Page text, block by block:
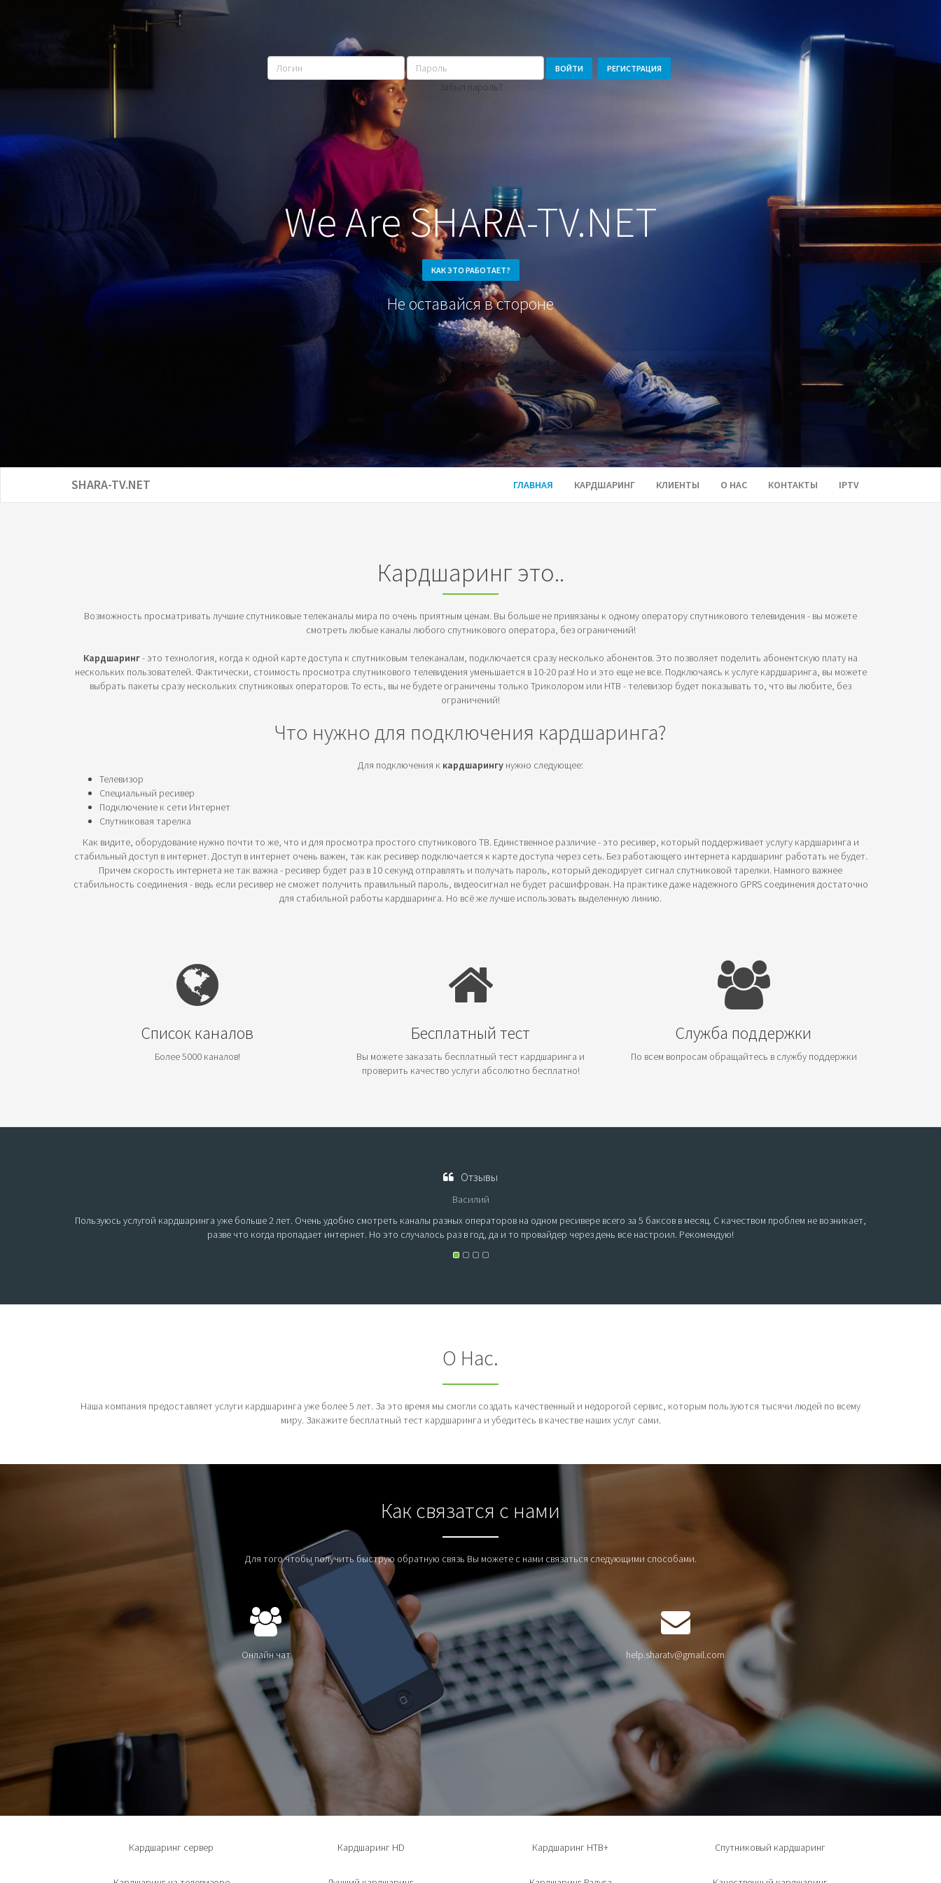
Логин Пароль ВОЙТИ РЕГИСТРАЦИЯ
Забыл пароль?
We Are SHARA-TV.NET
КАК ЭТО РАБОТАЕТ?
Не оставайся в стороне
SHARA-TV.NET ГЛАВНАЯ КАРДШАРИНГ КЛИЕНТЫ О НАС КОНТАКТЫ IPTV
Кардшаринг это..
Возможность просматривать лучшие спутниковые телеканалы мира по очень приятным ценам. Вы больше не привязаны к одному оператору спутникового телевидения - вы можете
смотреть любые каналы любого спутникового оператора, без ограничений!
Кардшаринг- это технология, когда к одной карте доступа к спутниковым телеканалам, подключается сразу несколько абонентов. Это позволяет поделить абонентскую плату на
нескольких пользователей. Фактически, стоимость просмотра спутникового телевидения уменьшается в 10-20 раз! Но и это еще не все. Подключаясь к услуге кардшаринга, вы можете
выбрать пакеты сразу нескольких спутниковых операторов. То есть, вы не будете ограничены только Триколором или НТВ - телевизор будет показывать то, что вы любите, без
ограничений!
Что нужно для подключения кардшаринга?
Для подключения к кардшарингу нужно следующее:
Телевизор
Специальный ресивер
Подключение к сети Интернет
Спутниковая тарелка
Как видите, оборудование нужно почти то же, что и для просмотра простого спутникового ТВ. Единственное различие - это ресивер, который поддерживает услугу кардшаринга и
стабильный доступ в интернет. Доступ в интернет очень важен, так как ресивер подключается к карте доступа через сеть. Без работающего интернета кардшаринг работать не будет.
Причем скорость интернета не так важна - ресивер будет раз в 10 секунд отправлять и получать пароль, который декодирует сигнал спутниковой тарелки. Намного важнее
стабильность соединения - ведь если ресивер не сможет получить правильный пароль, видеосигнал не будет расшифрован. На практике даже надежного GPRS соединения достаточно
для стабильной работы кардшаринга. Но всё же лучше использовать выделенную линию.
Список каналов
Более 5000 каналов!
Бесплатный тест
Вы можете заказать бесплатный тест кардшаринга и
проверить качество услуги абсолютно бесплатно!
Служба поддержки
По всем вопросам обращайтесь в службу поддержки
Отзывы
Василий
Пользуюсь услугой кардшаринга уже больше 2 лет. Очень удобно смотреть каналы разных операторов на одном ресивере всего за 5 баксов в месяц. С качеством проблем не возникает,
разве что когда пропадает интернет. Но это случалось раз в год, да и то провайдер через день все настроил. Рекомендую!
О Нас.
Наша компания предоставляет услуги кардшаринга уже более 5 лет. За это время мы смогли создать качественный и недорогой сервис, которым пользуются тысячи людей по всему
миру. Закажите бесплатный тест кардшаринга и убедитесь в качестве наших услуг сами.
Как связатся с нами
Для того чтобы получить быструю обратную связь Вы можете с нами связаться следующими способами.
Онлайн чат help.sharatv@gmail.com
Кардшаринг сервер Кардшаринг HD Кардшаринг НТВ+ Спутниковый кардшаринг